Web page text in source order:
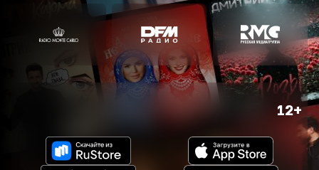
12+